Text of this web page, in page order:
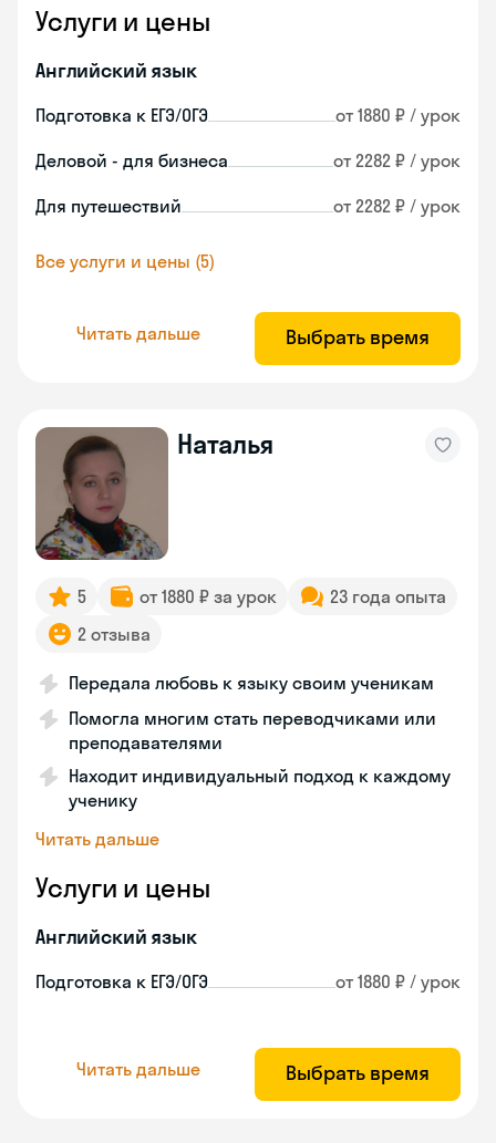
Услуги и цены
Английский язык
Подготовка к ЕГЭ/ОГЭ от 1880 ₽ / урок
Деловой - для бизнеса от 2282 ₽ / урок
Для путешествий от 2282 ₽ / урок
Все услуги и цены (5)
Читать дальше Выбрать время
Наталья
5 от 1880 ₽ за урок
23 года опыта
2 отзыва
Передала любовь к языку своим ученикам
Помогла многим стать переводчиками или
преподавателями
Находит индивидуальный подход к каждому
ученику
Читать дальше
Услуги и цены
Английский язык
Подготовка к ЕГЭ/ОГЭ от 1880 ₽ / урок
Читать дальше Выбрать время